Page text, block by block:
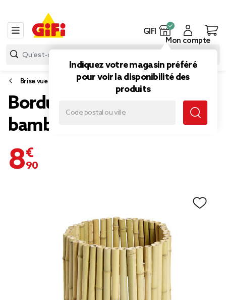
GIFI
Indiquez votre magasin préféré
pour voir la disponibilité des
produits
Mon compte
Brise vue et bordure jardin
Bordure de jardin en
bambou L120xH25cm
8,90 €